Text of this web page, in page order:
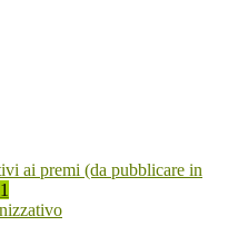
ai premi (da pubblicare in